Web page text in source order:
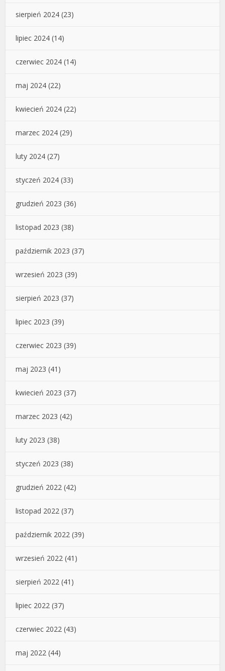
sierpień 2024 (23)
lipiec 2024 (14)
czerwiec 2024 (14)
maj 2024 (22)
kwiecień 2024 (22)
marzec 2024 (29)
luty 2024 (27)
styczeń 2024 (33)
grudzień 2023 (36)
listopad 2023 (38)
październik 2023 (37)
wrzesień 2023 (39)
sierpień 2023 (37)
lipiec 2023 (39)
czerwiec 2023 (39)
maj 2023 (41)
kwiecień 2023 (37)
marzec 2023 (42)
luty 2023 (38)
styczeń 2023 (38)
grudzień 2022 (42)
listopad 2022 (37)
październik 2022 (39)
wrzesień 2022 (41)
sierpień 2022 (41)
lipiec 2022 (37)
czerwiec 2022 (43)
maj 2022 (44)